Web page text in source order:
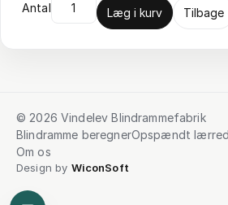
Antal Læg i kurv Tilbage
© 2026 Vindelev Blindrammefabrik
Blindramme beregnerOpspændt
Om os
Design by WiconSoft